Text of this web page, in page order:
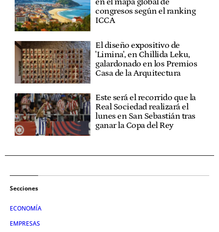
en el mapa global de
congresos según el ranking
ICCA
El diseño expositivo de
'Limina', en Chillida Leku,
galardonado en los Premios
Casa de la Arquitectura
Este será el recorrido que la
Real Sociedad realizará el
lunes en San Sebastián tras
ganar la Copa del Rey
Secciones
ECONOMÍA
EMPRESAS